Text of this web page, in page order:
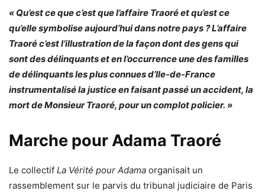
« Qu’est ce que c’est que l’affaire Traoré et qu’est ce
qu’elle symbolise aujourd’hui dans notre pays ? L’affaire
Traoré c’est l’illustration de la façon dont des gens qui
sont des délinquants et en l’occurrence une des familles
de délinquants les plus connues d’Ile-de-France
instrumentalisé la justice en faisant passé un accident, la
mort de Monsieur Traoré, pour un complot policier. »
Marche pour Adama Traoré
Le collectif La Vérité pour Adama organisait un
rassemblement sur le parvis du tribunal judiciaire de Paris